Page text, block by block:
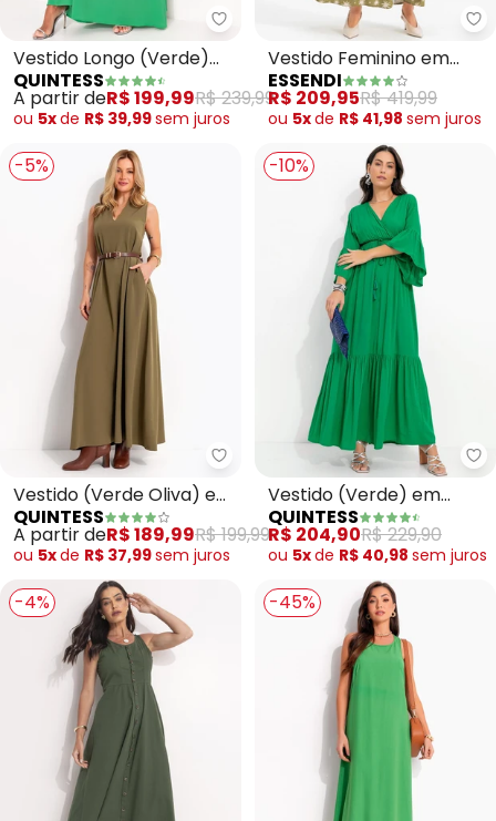
Quintess - Vestido Longo
Vestido Longo (Verde)
com Cinto
QUINTESS
A partir deR$ 199,99R$ 239,99
ou 5xde R$ 39,99sem juros
Vestido Feminino em
Viscose (Verde)
ESSENDI
R$ 209,95R$ 419,99
ou 5xde R$ 41,98 sem juros
-5%
Quintess - Vestido (Verde
Vestido (Verde Oliva) em
Poliéster com Elastano
QUINTESS
A partir deR$ 189,99R$ 199,99
ou 5xde R$ 37,99sem juros
-10%
Vestido (Verde) em
Viscose Plana
QUINTESS
R$ 204,90R$ 229,90
ou 5xde R$ 40,98 sem juros
-4% -45%